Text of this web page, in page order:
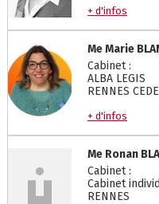
+ d'infos
MeMarie
Cabinet :
ALBA LEGIS
RENNES
+ d'infos
Me Ronan
Cabinet :
Cabinet
RENNES